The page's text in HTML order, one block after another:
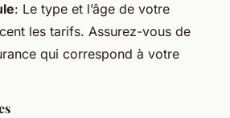
: Le type et l’âge de votre
les tarifs. Assurez-vous de
qui correspond à votre